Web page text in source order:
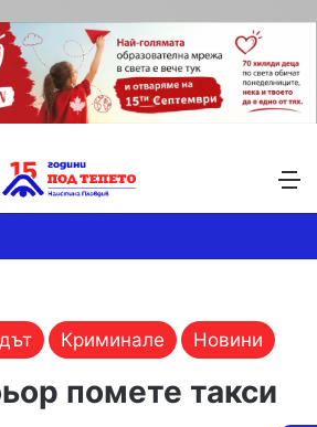
Криминале Новини
помете такси